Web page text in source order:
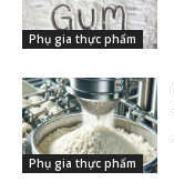
Phụ gia thực phẩm
Phụ gia thực phẩm